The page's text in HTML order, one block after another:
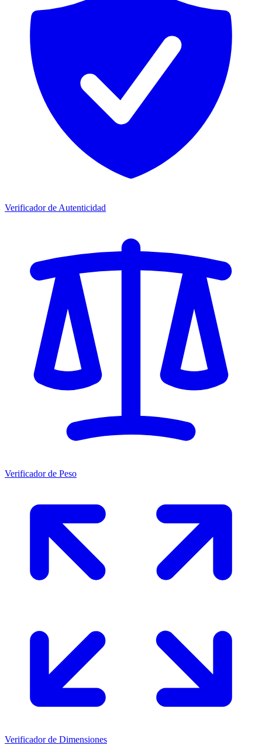
Verificador de Autenticidad
Verificador de Peso
Verificador de Dimensiones